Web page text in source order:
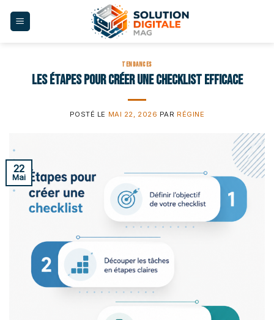
TENDANCES
Les étapes pour créer une checklist efficace
POSTÉ LE MAI 22, 2026 PAR RÉGINE
22
Mai